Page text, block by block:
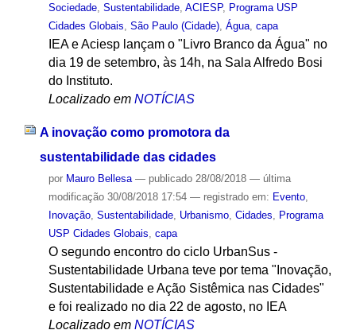
Sociedade, Sustentabilidade, ACIESP, Programa USP
Cidades Globais São Paulo (Cidade), Água, capa
IEA e Aciesp lançam o "Livro Branco da Água" no
dia 19 de setembro, às 14h, na Sala Alfredo Bosi
do Instituto.
Localizado em NOTÍCIAS
A inovação como promotora da
sustentabilidade das cidades
por Mauro Bellesa — publicado28/08/2018 — última
modificação30/08/2018 17:54 — registrado em: Evento,
Inovação, Sustentabilidade, Urbanismo, Cidades, Programa
USP Cidades Globais, capa
O segundo encontro do ciclo UrbanSus -
Sustentabilidade Urbana teve por tema "Inovação,
Sustentabilidade e Ação Sistêmica nas Cidades"
e foi realizado no dia 22 de agosto, no IEA
Localizado em NOTÍCIAS